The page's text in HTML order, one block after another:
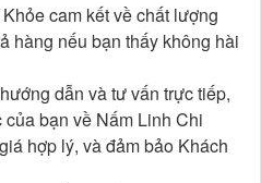
cam kết về chất lượng
hàng nếu bạn thấy không hài
dẫn và tư vấn trực tiếp,
bạn về Nấm Linh Chi
hợp lý, và đảm bảo Khách